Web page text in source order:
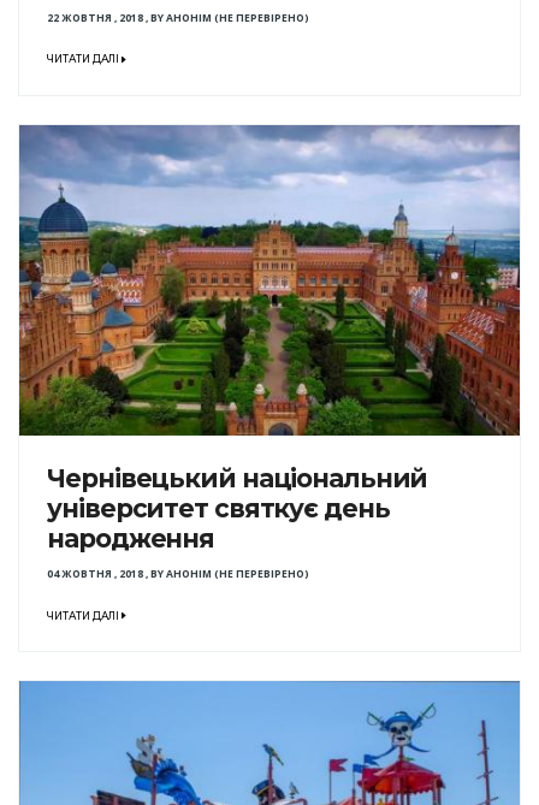
22 ЖОВТНЯ , 2018,BYАНОНІМ (НЕ ПЕРЕВІРЕНО)
ЧИТАТИ ДАЛІ
Чернівецький національний
університет святкує день
народження
04 ЖОВТНЯ , 2018,BYАНОНІМ (НЕ ПЕРЕВІРЕНО)
ЧИТАТИ ДАЛІ